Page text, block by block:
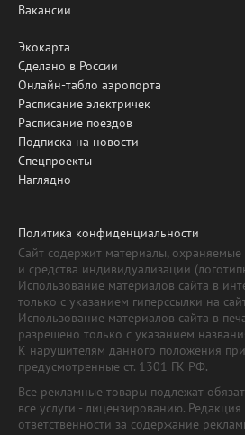
Вакансии
Экокарта
Сделано в России
Онлайн-табло аэропорта
Расписание электричек
Расписание поездов
Подписка на новости
Спецпроекты
Наглядно
Политика конфиденциальности
Сайт содержит материалы,
и средства индивидуализации
Использование материалов сайта в
только с указанием гиперссылки на
Использование материалов сайта в
разрешено только с указанием
К нарушителям данного положения
предусмотренные ст. 1301 ГК РФ.
Все рекламные товары подлежат
все услуги - лицензированию. Редакция
ответственности за содержание